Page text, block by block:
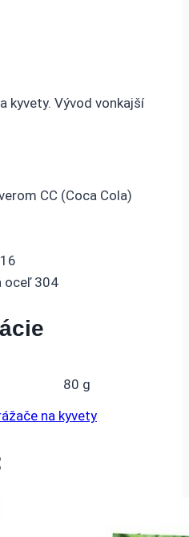
kyvety. Vývod vonkajší
CC (Coca Cola)
oceľ 304
80 g
na kyvety